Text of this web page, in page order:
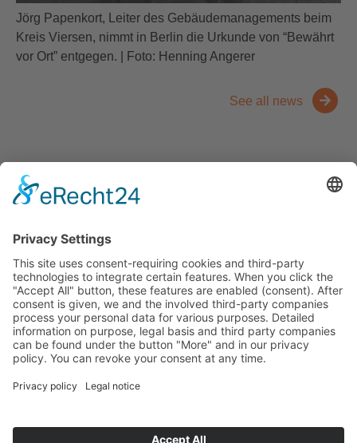
Jörg Papenkort, Leiter des Gebäudemanagements beim
Kreis Viersen, nimmt in Berlin die Urkunde von “Bewährt
vor Ort” entgegen. | Foto: Henning Angerer
See all news
Contact Trade fairs Facts and figures Downloads
Think About us